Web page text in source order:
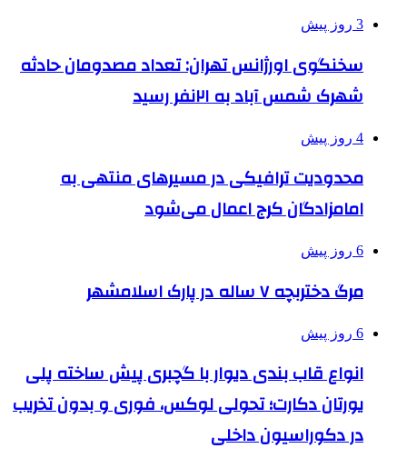
3 روز پیش
سخنگوی اورژانس تهران: تعداد مصدومان حادثه
شهرک شمس آباد به ۲۱نفر رسید
4 روز پیش
محدودیت ترافیکی در مسیرهای منتهی به
امامزادگان کرج اعمال می‌شود
6 روز پیش
مرگ دختربچه ۷ ساله در پارک اسلامشهر
6 روز پیش
انواع قاب بندی دیوار با گچبری پیش ساخته پلی
یورتان دکارت؛ تحولی لوکس، فوری و بدون تخریب
در دکوراسیون داخلی